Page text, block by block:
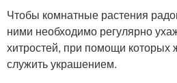
Чтобы комнатные растения
ними необходимо регулярно
хитростей, при помощи которых
служить украшением.